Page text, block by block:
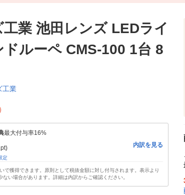
業 池田レンズ LEDライ
ドルーペ CMS-100 1台 8
工業
最大付与率16%
定
内訳を見る
で獲得できます。原則として税抜金額に対し付与されます。表示より
ない場合があります。詳細は内訳からご確認ください。